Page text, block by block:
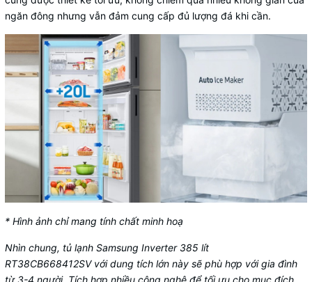
ngăn đông nhưng vẫn đảm cung cấp đủ lượng đá khi cần.
* Hình ảnh chỉ mang tính chất minh hoạ
Nhìn chung, tủ lạnh Samsung Inverter 385 lít
RT38CB668412SVvới dung tích lớn này sẽ phù hợp với gia đình